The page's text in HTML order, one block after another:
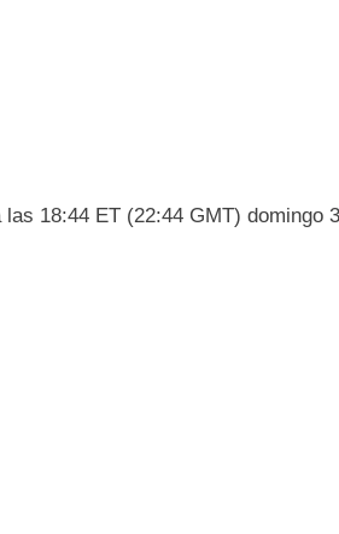
las 18:44 ET (22:44 GMT) domingo